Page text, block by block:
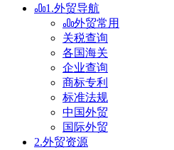
1.外贸导航
外贸常用
关税查询
各国海关
企业查询
商标专利
标准法规
中国外贸
国际外贸
2.外贸资源